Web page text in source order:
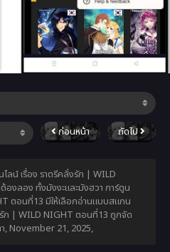
ก่อนหน้า ถัดไป
ลน์ เรื่อง ราตรีคลั่งรัก | WILD
งลอง ทั้งมังงะและมังฮวา การ์ตูน
ตอนที่13 มีให้เลือกอ่านแบบสแกน
| WILD NIGHT ตอนที่13 ถูกจัด
, November 21, 2025,